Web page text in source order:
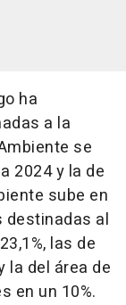
ha
a la
se
2024 y la de
sube en
destinadas al
las de
la del área de
en un 10%.